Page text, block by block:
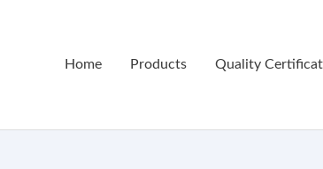
Home Products Quality